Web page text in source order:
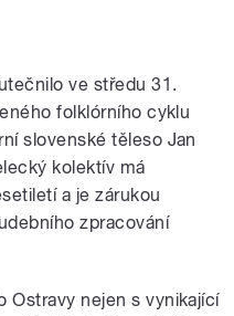
ve středu 31.
folklórního cyklu
slovenské těleso Jan
kolektív má
a je zárukou
zpracování
Ostravy nejen s vynikající